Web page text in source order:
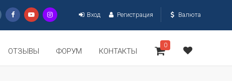
Валюта
Вход Регистрация
ОТЗЫВЫ ФОРУМ КОНТАКТЫ
0